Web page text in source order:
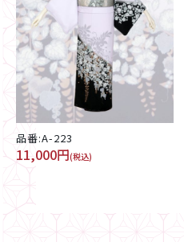
品番:A-223
11,000円(税込)